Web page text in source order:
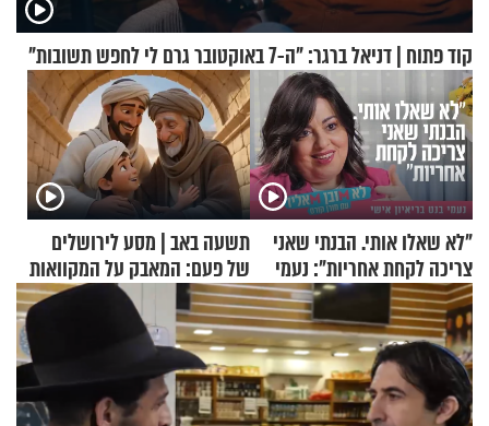
קוד פתוח | דניאל ברגר: "ה-7 באוקטובר גרם לי לחפש תשובות"
"לא שאלו אותי. הבנתי שאני
צריכה לקחת אחריות": נעמי
בנט בריאיון אישי
תשעה באב | מסע לירושלים
של פעם: המאבק על המקוואות